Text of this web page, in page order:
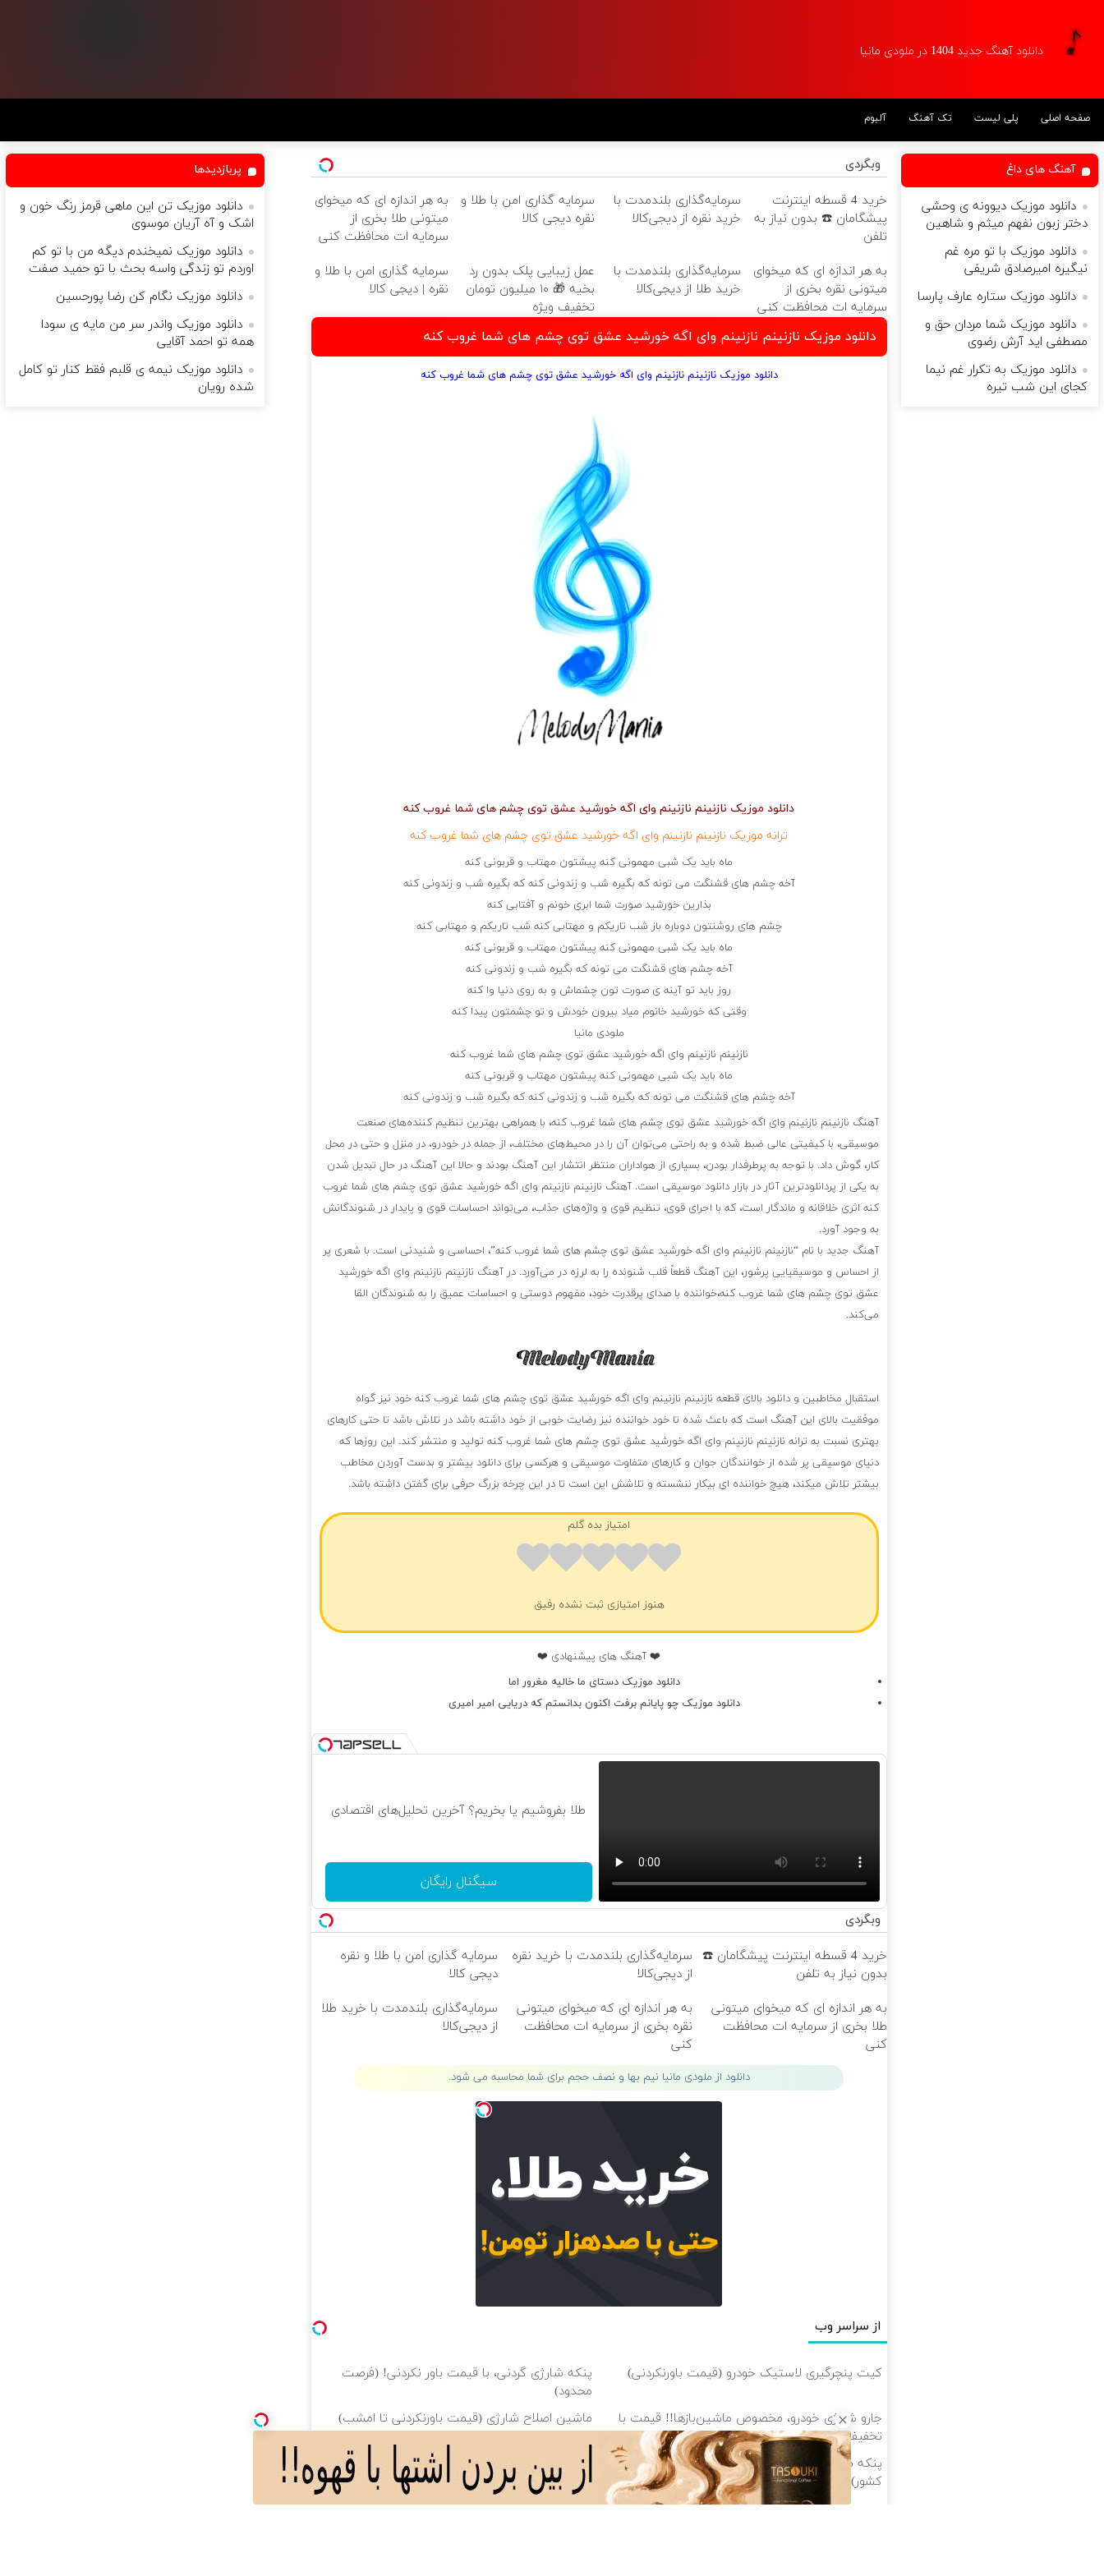
دانلود آهنگ جدید 1404 در ملودی مانیا
صفحه اصلی پلی لیست تک آهنگ آلبوم
وبگردی
خرید 4 قسطه اینترنت
پیشگامان ☎️ بدون نیاز به
تلفن
سرمایه‌گذاری بلندمدت با
خرید نقره از دیجی‌کالا
سرمایه گذاری امن با طلا و
نقره دیجی کالا
به هر اندازه ای که میخوای
میتونی طلا بخری از
سرمایه ات محافظت کنی
به هر اندازه ای که میخوای
میتونی نقره بخری از
سرمایه ات محافظت کنی
سرمایه‌گذاری بلندمدت با
خرید طلا از دیجی‌کالا
عمل زیبایی پلک بدون رد
بخیه 🎁 ۱۰ میلیون تومان
تخفیف ویژه
سرمایه گذاری امن با طلا و
نقره | دیجی کالا
دانلود موزیک نازنینم نازنینم وای اگه خورشید عشق توی چشم های شما غروب کنه
دانلود موزیک نازنینم نازنینم وای اگه خورشید عشق توی چشم های شما غروب کنه
دانلود موزیک نازنینم نازنینم وای اگه خورشید عشق توی چشم های شما غروب کنه
ترانه موزیک نازنینم نازنینم وای اگه خورشید عشق توی چشم های شما غروب کنه
ماه باید یک شبی مهمونی کنه پیشتون مهتاب و قربونی کنه
آخه چشم های قشنگت می تونه که بگیره شب و زندونی کنه که بگیره شب و زندونی کنه
بذارین خورشید صورت شما ابری خونم و آفتابی کنه
چشم های روشنتون دوباره باز شب تاریکم و مهتابی کنه شب تاریکم و مهتابی کنه
ماه باید یک شبی مهمونی کنه پیشتون مهتاب و قربونی کنه
آخه چشم های قشنگت می تونه که بگیره شب و زندونی کنه
روز باید تو آینه ی صورت تون چشماش و به روی دنیا وا کنه
وقتی که خورشید خانوم میاد بیرون خودش و تو چشمتون پیدا کنه
ملودی مانیا
نازنینم نازنینم وای اگه خورشید عشق توی چشم های شما غروب کنه
ماه باید یک شبی مهمونی کنه پیشتون مهتاب و قربونی کنه
آخه چشم های قشنگت می تونه که بگیره شب و زندونی کنه که بگیره شب و زندونی کنه
آهنگ نازنینم نازنینم وای اگه خورشید عشق توی چشم های شما غروب کنه، با همراهی بهترین تنظیم کننده‌های صنعت
موسیقی، با کیفیتی عالی ضبط شده و به راحتی می‌توان آن را در محیط‌های مختلف، از جمله در خودرو، در منزل و حتی در محل
کار، گوش داد. با توجه به پرطرفدار بودن، بسیاری از هواداران منتظر انتشار این آهنگ بودند و حالا این آهنگ در حال تبدیل شدن
به یکی از پردانلودترین آثار در بازار دانلود موسیقی است. آهنگ نازنینم نازنینم وای اگه خورشید عشق توی چشم های شما غروب
کنه اثری خلاقانه و ماندگار است، که با اجرای قوی، تنظیم قوی و واژه‌های جذاب، می‌تواند احساسات قوی و پایدار در شنوندگانش
به وجود آورد.
آهنگ جدید با نام “نازنینم نازنینم وای اگه خورشید عشق توی چشم های شما غروب کنه”، احساسی و شنیدنی است. با شعری پر
از احساس و موسیقیایی پرشور، این آهنگ قطعاً قلب شنونده را به لرزه در می‌آورد. در آهنگ نازنینم نازنینم وای اگه خورشید
عشق توی چشم های شما غروب کنه،خواننده با صدای پرقدرت خود، مفهوم دوستی و احساسات عمیق را به شنوندگان القا
می‌کند.
استقبال مخاطبین و دانلود بالای قطعه نازنینم نازنینم وای اگه خورشید عشق توی چشم های شما غروب کنه خود نیز گواه
موفقیت بالای این آهنگ است که باعث شده تا خود خواننده نیز رضایت خوبی از خود داشته باشد در تلاش باشد تا حتی کارهای
بهتری نسبت به ترانه نازنینم نازنینم وای اگه خورشید عشق توی چشم های شما غروب کنه تولید و منتشر کند. این روزها که
دنیای موسیقی پر شده از خوانندگان جوان و کارهای متفاوت موسیقی و هرکسی برای دانلود بیشتر و بدست آوردن مخاطب
بیشتر تلاش میکند، هیچ خواننده ای بیکار ننشسته و تلاشش این است تا در این چرخه بزرگ حرفی برای گفتن داشته باشد.
امتیاز بده گلم
هنوز امتیازی ثبت نشده رفیق
❤️ آهنگ های پیشنهادی ❤️
دانلود موزیک دستای ما خالیه مغرور اما
دانلود موزیک چو پایانم برفت اکنون بدانستم که دریایی امیر امیری
طلا بفروشیم یا بخریم؟ آخرین تحلیل‌های اقتصادی
سیگنال رایگان
وبگردی
خرید 4 قسطه اینترنت پیشگامان ☎️
بدون نیاز به تلفن
سرمایه‌گذاری بلندمدت با خرید نقره
از دیجی‌کالا
سرمایه گذاری امن با طلا و نقره
دیجی کالا
به هر اندازه ای که میخوای میتونی
طلا بخری از سرمایه ات محافظت
کنی
به هر اندازه ای که میخوای میتونی
نقره بخری از سرمایه ات محافظت
کنی
سرمایه‌گذاری بلندمدت با خرید طلا
از دیجی‌کالا
دانلود از ملودی مانیا نیم بها و نصف حجم برای شما محاسبه می شود.
از سراسر وب
کیت پنچرگیری لاستیک خودرو (قیمت باورنکردنی)
پنکه شارژی گردنی، با قیمت باور نکردنی! (فرصت
محدود)
جارو شارژی خودرو، مخصوص ماشین‌باز‌ها!! قیمت با
تخفیف: فقط 1,499,000
ماشین اصلاح شارژی (قیمت باورنکردنی تا امشب)
پنکه مه پاش دو طبقه شارژی ( ارسال به سراسر
کشور)
شیر آب چندکاره فقط 1,399,000 تومان
آهنگ های داغ
دانلود موزیک دیوونه ی وحشی
دختر زبون نفهم میثم و شاهین
دانلود موزیک با تو مره غم
نیگیره امیرصادق شریفی
دانلود موزیک ستاره عارف پارسا
دانلود موزیک شما مردان حق و
مصطفى اید آرش رضوی
دانلود موزیک به تکرار غم نیما
کجای این شب تیره
پربازدیدها
دانلود موزیک تن این ماهی قرمز رنگ خون و
اشک و آه آریان موسوی
دانلود موزیک نمیخندم دیگه من با تو کم
اوردم تو زندگی واسه بحث با تو حمید صفت
دانلود موزیک نگام کن رضا پورحسین
دانلود موزیک واندر سر من مایه ی سودا
همه تو احمد آقایی
دانلود موزیک نیمه ی قلبم فقط کنار تو کامل
شده رویان